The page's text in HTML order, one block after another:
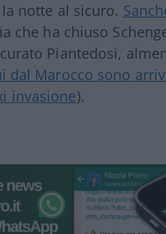
notte al sicuro.
che ha chiuso
Piantedosi,
dal Marocco sono
invasione).